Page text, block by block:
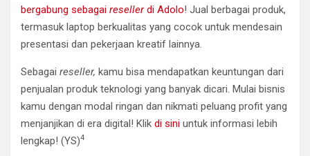
bergabung sebagai resellerdi Adolo! Jual berbagai produk,
termasuk laptop berkualitas yang cocok untuk mendesain
presentasi dan pekerjaan kreatif lainnya.
Sebagai reseller, kamu bisa mendapatkan keuntungan dari
penjualan produk teknologi yang banyak dicari. Mulai bisnis
kamu dengan modal ringan dan nikmati peluang profit yang
menjanjikan di era digital! Klik di sini untuk informasi lebih
lengkap! (YS)4